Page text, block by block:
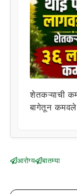
शेतकऱ्याची
बागेतून
आरोग्य बातम्या